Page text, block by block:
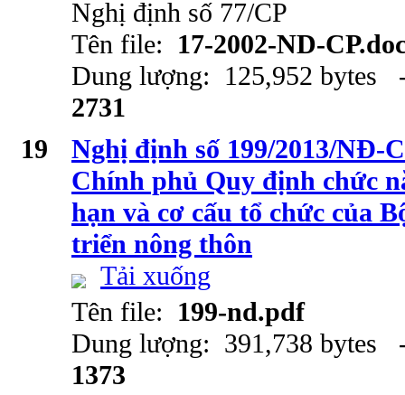
Nghị định số 77/CP
Tên file: 17-2002-ND-
Dung lượng: 125,952
2731
19
Nghị định số 199/2013/NĐ-
Chính phủ Quy định chức
hạn và cơ cấu tổ chức của
triển nông thôn
Tải xuống
Tên file: 199-nd.pdf
Dung lượng: 391,738
1373